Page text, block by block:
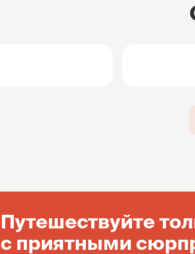
Путешествуйте
с приятными